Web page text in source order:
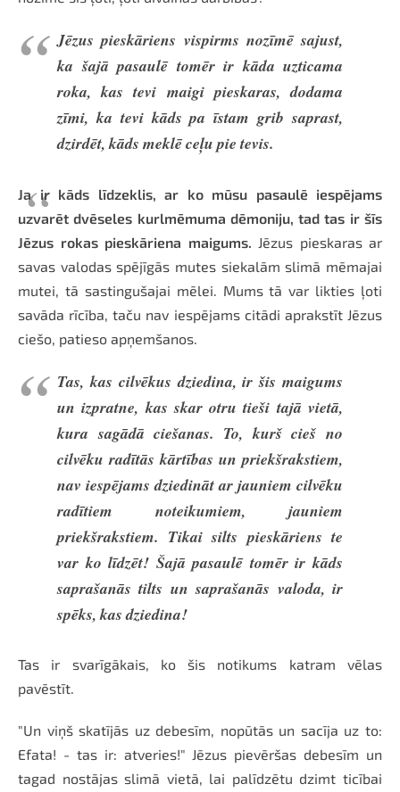
Jēzus pieskāriens vispirms nozīmē sajust,
ka šajā pasaulē tomēr ir kāda uzticama
roka, kas tevi maigi pieskaras, dodama
zīmi, ka tevi kāds pa īstam grib saprast,
dzirdēt, kāds meklē ceļu pie tevis.
Ja ir kāds līdzeklis, ar ko mūsu pasaulē iespējams
uzvarēt dvēseles kurlmēmuma dēmoniju, tad tas ir šīs
Jēzus rokas pieskāriena maigums. Jēzus pieskaras ar
savas valodas spējīgās mutes siekalām slimā mēmajai
mutei, tā sastingušajai mēlei. Mums tā var likties ļoti
savāda rīcība, taču nav iespējams citādi aprakstīt Jēzus
ciešo, patieso apņemšanos.
Tas, kas cilvēkus dziedina, ir šis maigums
un izpratne, kas skar otru tieši tajā vietā,
kura sagādā ciešanas. To, kurš cieš no
cilvēku radītās kārtības un priekšrakstiem,
nav iespējams dziedināt ar jauniem cilvēku
radītiem noteikumiem, jauniem
priekšrakstiem. Tikai silts pieskāriens te
var ko līdzēt! Šajā pasaulē tomēr ir kāds
saprašanās tilts un saprašanās valoda, ir
spēks, kas dziedina!
Tas ir svarīgākais, ko šis notikums katram vēlas
pavēstīt.
"Un viņš skatījās uz debesīm, nopūtās un sacīja uz to:
Efata! - tas ir: atveries!" Jēzus pievēršas debesīm un
tagad nostājas slimā vietā, lai palīdzētu dzimt ticībai